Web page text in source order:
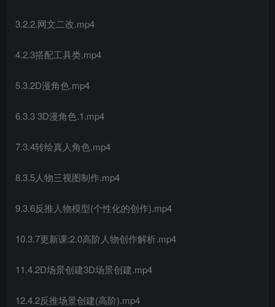
3.2.2.网文二改.mp4
4.2.3搭配工具类.mp4
5.3.2D漫角色.mp4
6.3.3 3D漫角色.1.mp4
7.3.4转绘真人角色.mp4
8.3.5人物三视图制作.mp4
9.3.6反推人物模型(个性化的创作).mp4
10.3.7更新课:2.0高阶人物创作解析.mp4
11.4.2D场景创建3D场景创建.mp4
12.4.2反推场景创建(高阶).mp4